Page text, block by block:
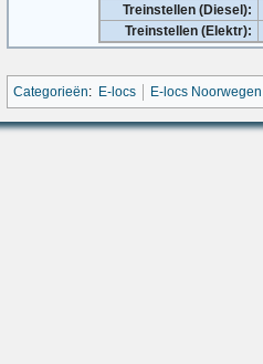
Treinstellen (Diesel):
Treinstellen (Elektr):
Categorieën: E-locs E-locs Noorwegen